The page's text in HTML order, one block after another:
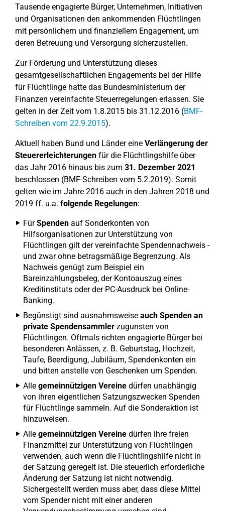
Tausende engagierte Bürger, Unternehmen, Initiativen
und Organisationen den ankommenden Flüchtlingen
mit persönlichem und finanziellem Engagement, um
deren Betreuung und Versorgung sicherzustellen.
Zur Förderung und Unterstützung dieses
gesamtgesellschaftlichen Engagements bei der Hilfe
für Flüchtlinge hatte das Bundesministerium der
Finanzen vereinfachte Steuerregelungen erlassen. Sie
gelten in der Zeit vom 1.8.2015 bis 31.12.2016 (BMF-
Schreiben vom 22.9.2015).
Aktuell haben Bund und Länder eine Verlängerung der
Steuererleichterungen für die Flüchtlingshilfe über
das Jahr 2016 hinaus bis zum 31. Dezember 2021
beschlossen (BMF-Schreiben vom 5.2.2019). Somit
gelten wie im Jahre 2016 auch in den Jahren 2018 und
2019 ff. u.a. folgende Regelungen:
FürSpenden auf Sonderkonten von
Hilfsorganisationen zur Unterstützung von
Flüchtlingen gilt der vereinfachte Spendennachweis -
und zwar ohne betragsmäßige Begrenzung. Als
Nachweis genügt zum Beispiel ein
Bareinzahlungsbeleg, der Kontoauszug eines
Kreditinstituts oder der PC-Ausdruck bei Online-
Banking.
Begünstigt sind ausnahmsweise auch Spenden an
private Spendensammler zugunsten von
Flüchtlingen. Oftmals richten engagierte Bürger bei
besonderen Anlässen, z. B. Geburtstag, Hochzeit,
Taufe, Beerdigung, Jubiläum, Spendenkonten ein
und bitten anstelle von Geschenken um Spenden.
Alle gemeinnützigen Vereine dürfen unabhängig
von ihren eigentlichen Satzungszwecken Spenden
für Flüchtlinge sammeln. Auf die Sonderaktion ist
hinzuweisen.
Alle gemeinnützigen Vereine dürfen ihre freien
Finanzmittel zur Unterstützung von Flüchtlingen
verwenden, auch wenn die Flüchtlingshilfe nicht in
der Satzung geregelt ist. Die steuerlich erforderliche
Änderung der Satzung ist nicht notwendig.
Sichergestellt werden muss aber, dass diese Mittel
vom Spender nicht mit einer anderen